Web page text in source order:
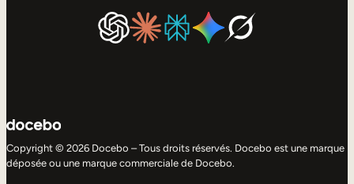
Copyright © 2026 Docebo – Tous droits réservés. Docebo est une marque
déposée ou une marque commerciale de Docebo.